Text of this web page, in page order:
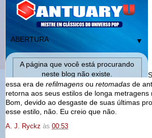
essa era de refilmagens ou retomadas de
retorna aos seus estilos de longa metragens
Bom, devido ao desgaste de suas últimas
esse estilo, não. Eu creio que não.
A. J. Ryckz às 00:53